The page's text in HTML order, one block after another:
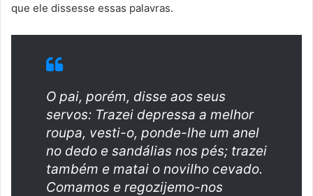
que ele dissesse essas palavras.
O pai, porém, disse aos seus
servos: Trazei depressa a melhor
roupa, vesti-o, ponde-lhe um anel
no dedo e sandálias nos pés; trazei
também e matai o novilho cevado.
Comamos e regozijemo-nos